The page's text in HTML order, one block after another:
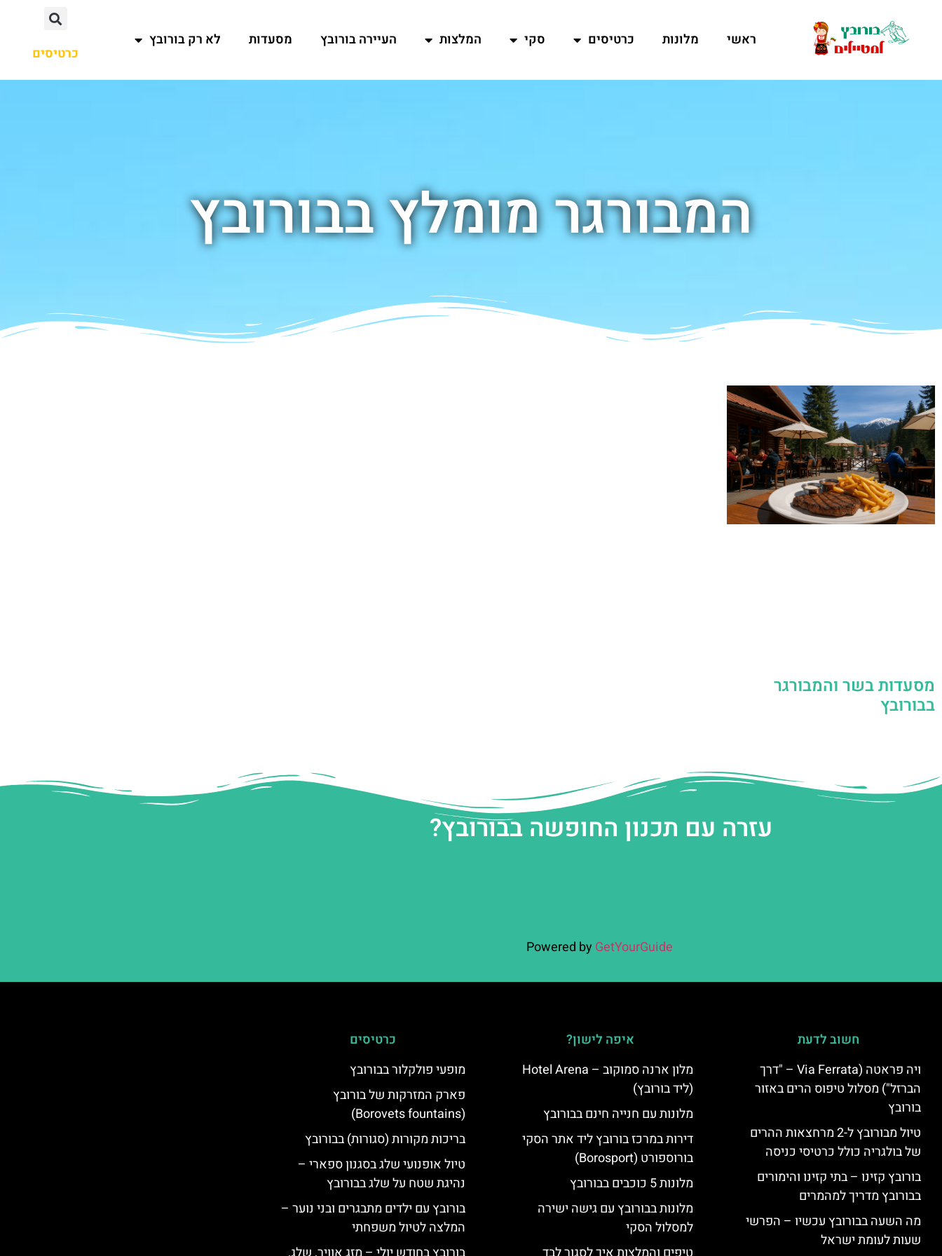
ראשי מלונות כרטיסים סקי המלצות העיירה בורובץ מסעדות לא רק בורובץ
כרטיסים
המבורגר מומלץ בבורובץ
מסעדות בשר והמבורגר
בבורובץ
עזרה עם תכנון החופשה בבורובץ?
Powered by GetYourGuide
חשוב לדעת
ויה פראטה (Via Ferrata – "דרך
הברזל") מסלול טיפוס הרים באזור
בורובץ
טיול מבורובץ ל-2 מרחצאות ההרים
של בולגריה כולל כרטיסי כניסה
בורובץ קזינו – בתי קזינו והימורים
בבורובץ מדריך למהמרים
מה השעה בבורובץ עכשיו – הפרשי
שעות לעומת ישראל
איפה לישון?
מלון ארנה סמוקוב – Hotel Arena
(ליד בורובץ)
מלונות עם חנייה חינם בבורובץ
דירות במרכז בורובץ ליד אתר הסקי
בורוספורט (Borosport)
מלונות 5 כוכבים בבורובץ
מלונות בבורובץ עם גישה ישירה
למסלול הסקי
כרטיסים
מופעי פולקלור בבורובץ
פארק המזרקות של בורובץ
(Borovets fountains)
בריכות מקורות (סגורות) בבורובץ
טיול אופנועי שלג בסגנון ספארי –
נהיגת שטח על שלג בבורובץ
בורובץ עם ילדים מתבגרים ובני נוער –
המלצה לטיול משפחתי